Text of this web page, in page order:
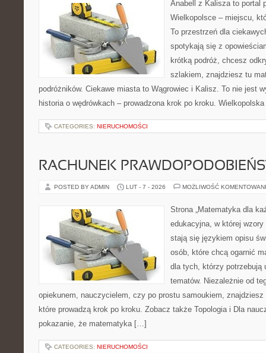
Anabell z Kalisza to portal
Wielkopolsce – miejscu,
To przestrzeń dla
spotykają się z
krótką podróż, chcesz
szlakiem, znajdziesz tu
podróżników. Ciekawe miasta to Wągrowiec i Kalisz. To nie jest
historia o wędrówkach – prowadzona krok po kroku.
CATEGORIES: NIERUCHOMOŚCI
RACHUNEK
POSTED BY ADMIN LUT - 7 - 2026 MOŻLIWOŚĆ
Strona „Matematyka dla
edukacyjna, w której
stają się językiem opisu
osób, które chcą ogarnić
dla tych, którzy potrzebują
tematów. Niezależnie od
opiekunem, nauczycielem, czy po prostu samoukiem,
które prowadzą krok po kroku. Zobacz także Topologia i Dla
pokazanie, że matematyka […]
CATEGORIES: NIERUCHOMOŚCI